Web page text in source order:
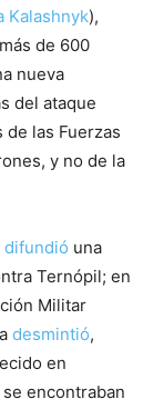
Kalashnyk),
de 600
nueva
del ataque
las Fuerzas
y no de la
difundió una
Ternópil; en
Militar
desmintió,
en
encontraban